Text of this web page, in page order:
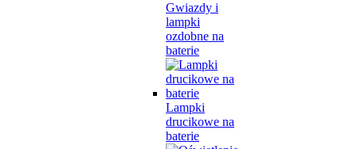
Gwiazdy i
lampki
ozdobne na
baterie
Lampki
drucikowe na
baterie